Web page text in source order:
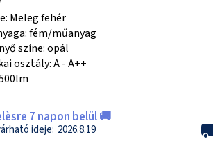
Meleg fehér
fém/műanyag
színe: opál
osztály: A - A++
7 napon belül 🚚
2026.8.19